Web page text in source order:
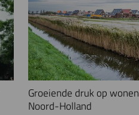
Groeiende druk op
Noord-Holland